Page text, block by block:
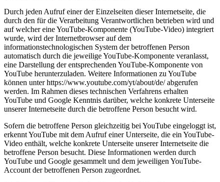
Durch jeden Aufruf einer der Einzelseiten dieser Internetseite, die
durch den für die Verarbeitung Verantwortlichen betrieben wird und
auf welcher eine YouTube-Komponente (YouTube-Video) integriert
wurde, wird der Internetbrowser auf dem
informationstechnologischen System der betroffenen Person
automatisch durch die jeweilige YouTube-Komponente veranlasst,
eine Darstellung der entsprechenden YouTube-Komponente von
YouTube herunterzuladen. Weitere Informationen zu YouTube
können unter https://www.youtube.com/yt/about/de/ abgerufen
werden. Im Rahmen dieses technischen Verfahrens erhalten
YouTube und Google Kenntnis darüber, welche konkrete Unterseite
unserer Internetseite durch die betroffene Person besucht wird.
Sofern die betroffene Person gleichzeitig bei YouTube eingeloggt ist,
erkennt YouTube mit dem Aufruf einer Unterseite, die ein YouTube-
Video enthält, welche konkrete Unterseite unserer Internetseite die
betroffene Person besucht. Diese Informationen werden durch
YouTube und Google gesammelt und dem jeweiligen YouTube-
Account der betroffenen Person zugeordnet.